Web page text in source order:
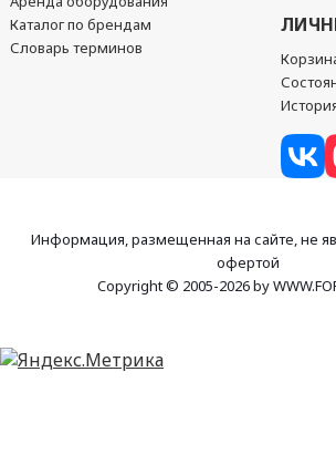
Каталог по брендам
Словарь терминов
Информация, размещенная на сайте, не
офертой
Copyright © 2005-2026 by